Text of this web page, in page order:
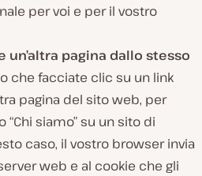
per voi e per il vostro
pagina dallo stesso
che facciate clic su un link
pagina del sito web, per
“Chi siamo” su un sito di
caso, il vostro browser invia
web e al cookie che gli